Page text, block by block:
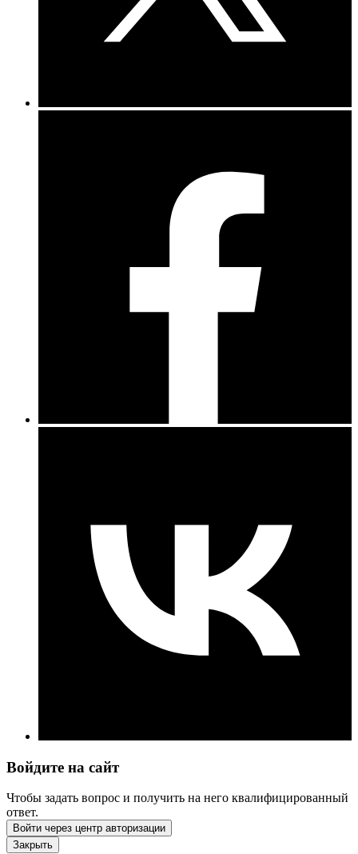
Войдите на сайт
Чтобы задать вопрос и получить на него квалифицированный
ответ.
Войти через центр авторизации
Закрыть